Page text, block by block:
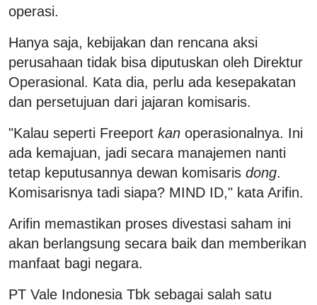
operasi.
Hanya saja, kebijakan dan rencana aksi
perusahaan tidak bisa diputuskan oleh Direktur
Operasional. Kata dia, perlu ada kesepakatan
dan persetujuan dari jajaran komisaris.
"Kalau seperti Freeport kan operasionalnya. Ini
ada kemajuan, jadi secara manajemen nanti
tetap keputusannya dewan komisaris dong.
Komisarisnya tadi siapa? MIND ID," kata Arifin.
Arifin memastikan proses divestasi saham ini
akan berlangsung secara baik dan memberikan
manfaat bagi negara.
PT Vale Indonesia Tbk sebagai salah satu